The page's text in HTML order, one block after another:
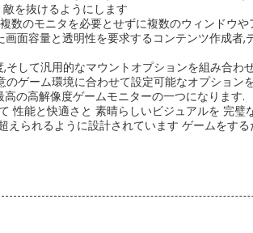
を抜けるようにします
数のモニタを必要とせずに複数のウィンドウ
面容量と透明性を要求するコンテンツ作成者,
して汎用的なマウントオプションを組み合わ
ゲーム環境に合わせて設定可能なオプショ
の高解像度ゲームモニターの一つになります.
性能と快適さと 素晴らしいビジュアルを 完璧
られるように設計されています ゲームをす